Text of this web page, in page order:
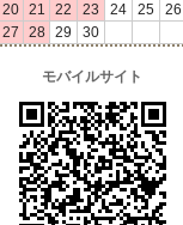
20
21 22 23 24 25
26
27
28 29 30
モバイルサイト